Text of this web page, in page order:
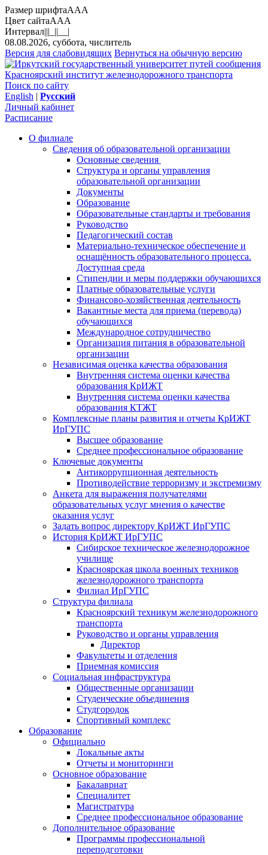
Размер шрифтаAAA
Цвет сайтаAAA
Интервал|||_||__|
08.08.2026, суббота, числитель
Версия для слабовидящих Вернуться на обычную версию
Красноярский институт железнодорожного транспорта
Поиск по сайту
English | Русский
Личный кабинет
Расписание
О филиале
Сведения об образовательной организации
Основные сведения
Структура и органы управления
образовательной организации
Документы
Образование
Образовательные стандарты и требования
Руководство
Педагогический состав
Материально-техническое обеспечение и
оснащённость образовательного процесса.
Доступная среда
Стипендии и меры поддержки обучающихся
Платные образовательные услуги
Финансово-хозяйственная деятельность
Вакантные места для приема (перевода)
обучающихся
Международное сотрудничество
Организация питания в образовательной
организации
Независимая оценка качества образования
Внутренняя система оценки качества
образования КрИЖТ
Внутренняя система оценки качества
образования КТЖТ
Комплексные планы развития и отчеты КрИЖТ
ИрГУПС
Высшее образование
Среднее профессиональное образование
Ключевые документы
Антикоррупционная деятельность
Противодействие терроризму и экстремизму
Анкета для выражения получателями
образовательных услуг мнения о качестве
оказания услуг
Задать вопрос директору КрИЖТ ИрГУПС
История КрИЖТ ИрГУПС
Сибирское техническое железнодорожное
училище
Красноярская школа военных техников
железнодорожного транспорта
Филиал ИрГУПС
Структура филиала
Красноярский техникум железнодорожного
транспорта
Руководство и органы управления
Директор
Факультеты и отделения
Приемная комиссия
Социальная инфраструктура
Общественные организации
Студенческие объединения
Студгородок
Спортивный комплекс
Образование
Официально
Локальные акты
Отчеты и мониторинги
Основное образование
Бакалавриат
Специалитет
Магистратура
Среднее профессиональное образование
Дополнительное образование
Программы профессиональной
переподготовки